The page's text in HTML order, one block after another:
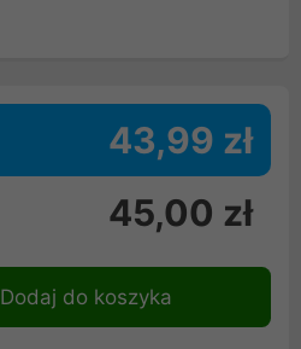
43,99 zł
45,00 zł
Dodaj do koszyka